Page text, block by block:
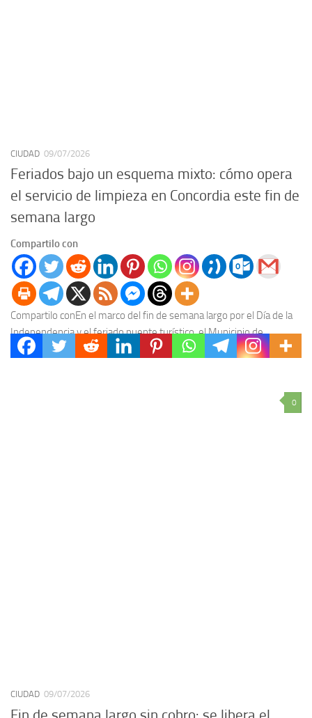
CIUDAD 09/07/2026
Feriados bajo un esquema mixto: cómo opera
el servicio de limpieza en Concordia este fin de
semana largo
Compartilo con
Compartilo conEn el marco del fin de semana largo por el Día de la
Independencia y el feriado puente turístico, el Municipio de
Concordia ha...
0
CIUDAD 09/07/2026